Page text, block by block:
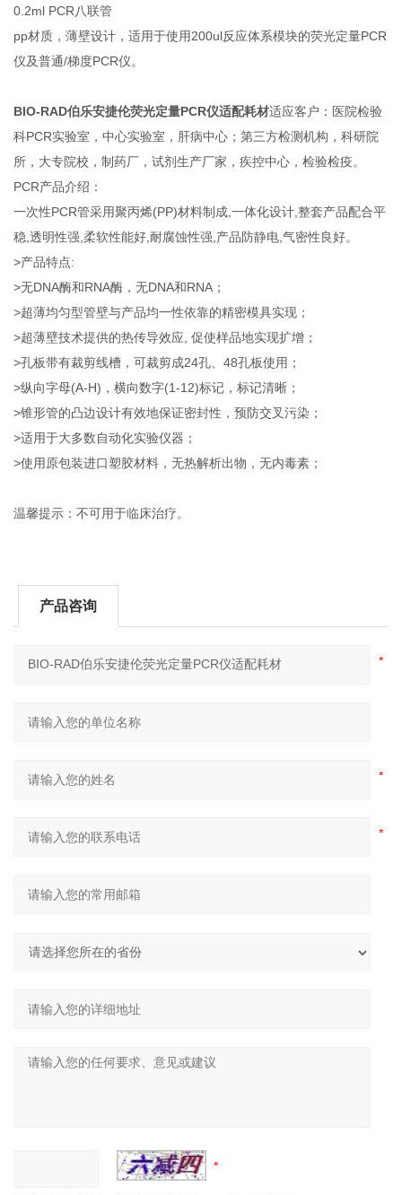
0.2ml PCR八联管
pp材质，薄壁设计，适用于使用200ul反应体系模块的荧光定量PCR
仪及普通/梯度PCR仪。
BIO-RAD伯乐安捷伦荧光定量PCR仪适配耗材适应客户：医院检验
科PCR实验室，中心实验室，肝病中心；第三方检测机构，科研院
所，大专院校，制药厂，试剂生产厂家，疾控中心，检验检疫。
PCR产品介绍：
一次性PCR管采用聚丙烯(PP)材料制成,一体化设计,整套产品配合平
稳,透明性强,柔软性能好,耐腐蚀性强,产品防静电,气密性良好。
>产品特点:
>无DNA酶和RNA酶，无DNA和RNA；
>超薄均匀型管壁与产品均一性依靠的精密模具实现；
>超薄壁技术提供的热传导效应, 促使样品地实现扩增；
>孔板带有裁剪线槽，可裁剪成24孔、48孔板使用；
>纵向字母(A-H)，横向数字(1-12)标记，标记清晰；
>锥形管的凸边设计有效地保证密封性，预防交叉污染；
>适用于大多数自动化实验仪器；
>使用原包装进口塑胶材料，无热解析出物，无内毒素；
温馨提示：不可用于临床治疗。
产品咨询